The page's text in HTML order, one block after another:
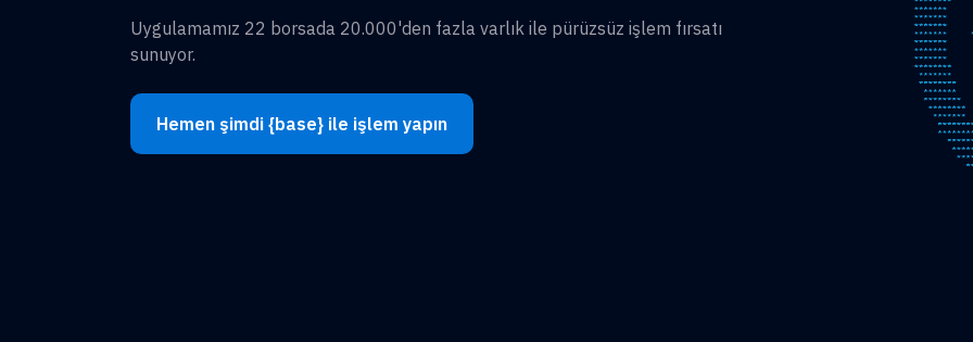
Uygulamamız 22 borsada 20.000'den fazla varlık ile pürüzsüz işlem fırsatı
sunuyor.
Hemen şimdi {base} ile işlem yapın